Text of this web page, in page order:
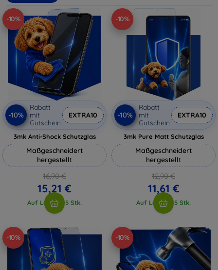
-10%
-10%
Rabatt
mit
Gutschein
EXTRA10
3mk Anti-Shock Schutzglas
Maßgeschneidert
hergestellt
16,90 €
15,21 €
Auf Lager > 5 Stk.
-10%
-10%
Rabatt
mit
Gutschein
EXTRA10
3mk Pure Matt Schutzglas
Maßgeschneidert
hergestellt
12,90 €
11,61 €
Auf Lager > 5 Stk.
-10% -10%